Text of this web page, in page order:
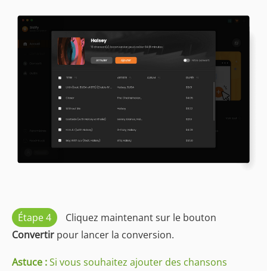
Étape 4
Cliquez maintenant sur le bouton
Convertir pour lancer la conversion.
Astuce :Si vous souhaitez ajouter des chansons